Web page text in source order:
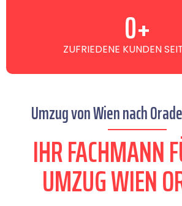
ZUFRIEDENE KUNDEN
0+
Umzug von Wien nach
IHR FACHMANN
UMZUG WIEN